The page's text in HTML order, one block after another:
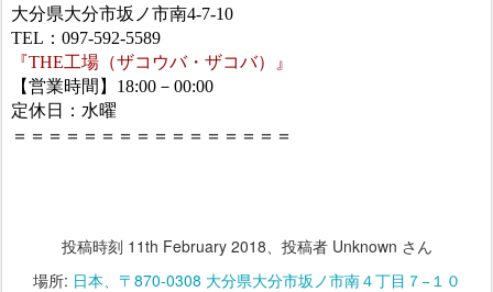
大分県大分市坂ノ市南4-7-10
TEL：097-592-5589
『THE工場（ザコウバ・ザコバ）
』
【営業時間】18:00－00:00
定休日：水曜
＝＝＝＝＝＝＝＝＝＝＝＝＝＝＝＝
投稿時刻 11th February 2018 、投稿者 Unknown さん
場所: 日本、〒870-0308 大分県大分市坂ノ市南４丁目７−１０